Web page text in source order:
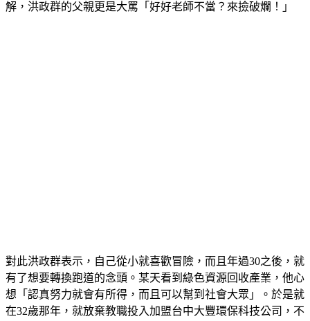
不僅前同事訝異，就連同樣從事幼教工作的妻子張昆嵐也不
對此洪政群表示，自己從小就喜歡冒險，而且年過30之後，就
有了想要轉換跑道的念頭。某天看到綠色資源回收產業，他心
想「認真努力就會有所得，而且可以幫到社會大眾」。於是就